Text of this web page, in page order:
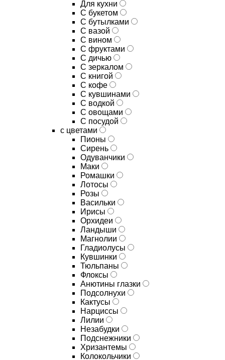
Для кухни
C букетом
C бутылками
C вазой
C вином
C фруктами
C дичью
C зеркалом
C книгой
C кофе
C кувшинами
C водкой
C овощами
C посудой
с цветами
Пионы
Сирень
Одуванчики
Маки
Ромашки
Лотосы
Розы
Васильки
Ирисы
Орхидеи
Ландыши
Магнолии
Гладиолусы
Кувшинки
Тюльпаны
Флоксы
Анютины глазки
Подсолнухи
Кактусы
Нарциссы
Лилии
Незабудки
Подснежники
Хризантемы
Колокольчики